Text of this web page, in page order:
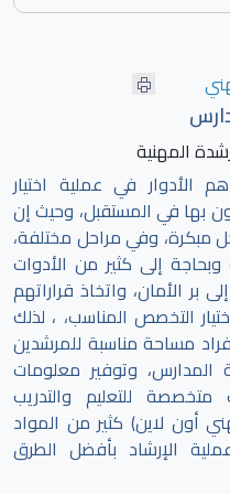
المهنية
الأدوار في عملية اختيار
بها في المستقبل، وحيث إن
مبكرة، وفي مراحل مختلفة،
إلى كثير من الأدوات
بر الأمان، واتخاذ قراراتهم
التخصص المناسب، ، لذلك
مساحة مناسبة للمرشدين
المدارس، وتوفير معلومات
للتعليم والتدريب
أون لاين) كثير من المواد
الإرشاد بأفضل الطرق